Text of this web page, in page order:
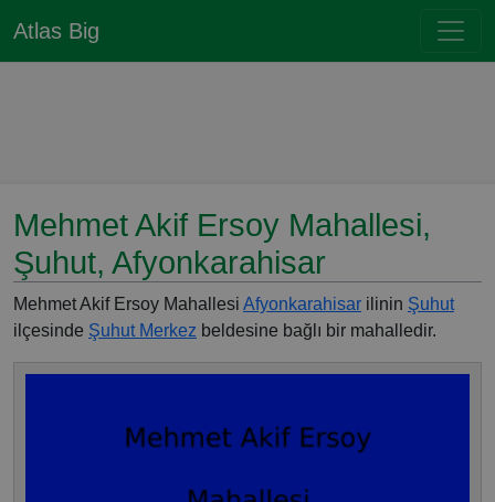
Atlas Big
Mehmet Akif Ersoy Mahallesi,
Şuhut, Afyonkarahisar
Mehmet Akif Ersoy Mahallesi Afyonkarahisar ilinin Şuhut
ilçesinde Şuhut Merkez beldesine bağlı bir mahalledir.